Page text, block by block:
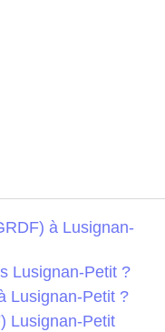
à Lusignan-
Lusignan-Petit ?
Lusignan-Petit ?
Lusignan-Petit